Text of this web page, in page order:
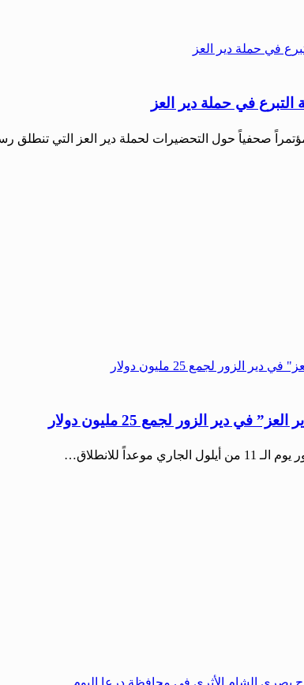
في حملة دير العز
صحفياً حول التحضيرات لحملة دير العز التي تنطلق
للانطلاق…